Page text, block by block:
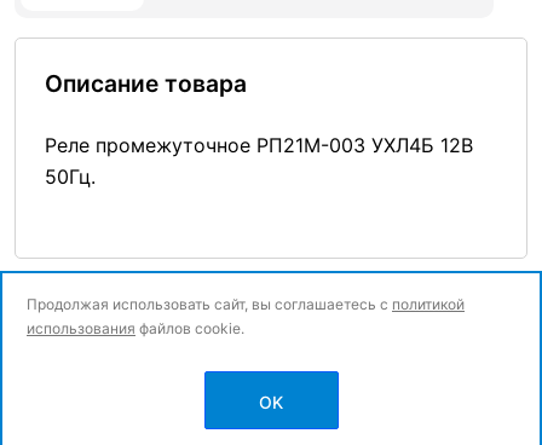
Описание товара
Реле промежуточное РП21М-003 УХЛ4Б 12В
50Гц.
Политика конфиденциальности
Продолжая использовать сайт, вы соглашаетесь с политикой
использования файлов cookie.
OK